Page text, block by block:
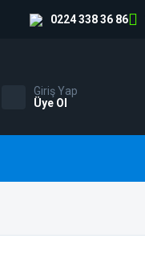
0224 338 36 86
Giriş Yap
Üye Ol